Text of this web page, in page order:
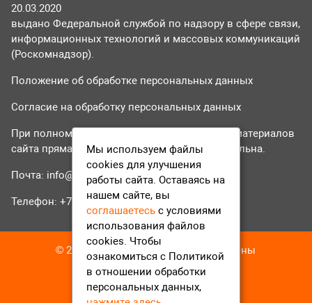
20.03.2020
выдано Федеральной службой по надзору в сфере связи,
информационных технологий и массовых коммуникаций
(Роскомнадзор).
Положение об обработке персональных данных
Согласие на обработку персональных данных
При полном или частичном использовании материалов
сайта прямая гиперссылка на tvr24.tv обязательна.
Почта: info@tvr24.tv
Телефон: +7 (496) 551-04-95
© 2016-2023 ТВР24 Все права защищены
Мы используем файлы
cookies для улучшения
работы сайта. Оставаясь на
нашем сайте, вы
соглашаетесь с условиями
использования файлов
cookies. Чтобы
ознакомиться с Политикой
в отношении обработки
персональных данных,